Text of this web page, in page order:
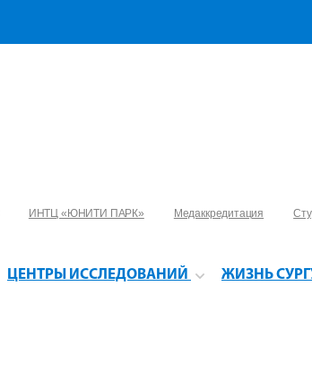
ИНТЦ «ЮНИТИ ПАРК» Медаккредитация
ЦЕНТРЫ ИССЛЕДОВАНИЙ ЖИЗНЬ